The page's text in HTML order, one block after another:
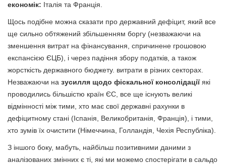
економік: Італія та Франція.
Щось подібне можна сказати про державний дефіцит, який все
ще сильно обтяжений збільшенням боргу (незважаючи на
зменшення витрат на фінансування, спричинене грошовою
експансією ЄЦБ), і через падіння збору податків, а також
жорсткість державного бюджету. витрати в різних секторах.
Незважаючи на зусилля щодо фіскальної консолідаціїякі
проводились більшістю країн ЄС, все ще існують великі
відмінності між тими, хто має свої державні рахунки в
дефіцитному стані (Іспанія, Великобританія, Франція), і тими,
хто зумів їх очистити (Німеччина, Голландія, Чехія Республіка).
З іншого боку, мабуть, найбільш позитивними даними з
аналізованих змінних є ті, які ми можемо спостерігати в сальдо